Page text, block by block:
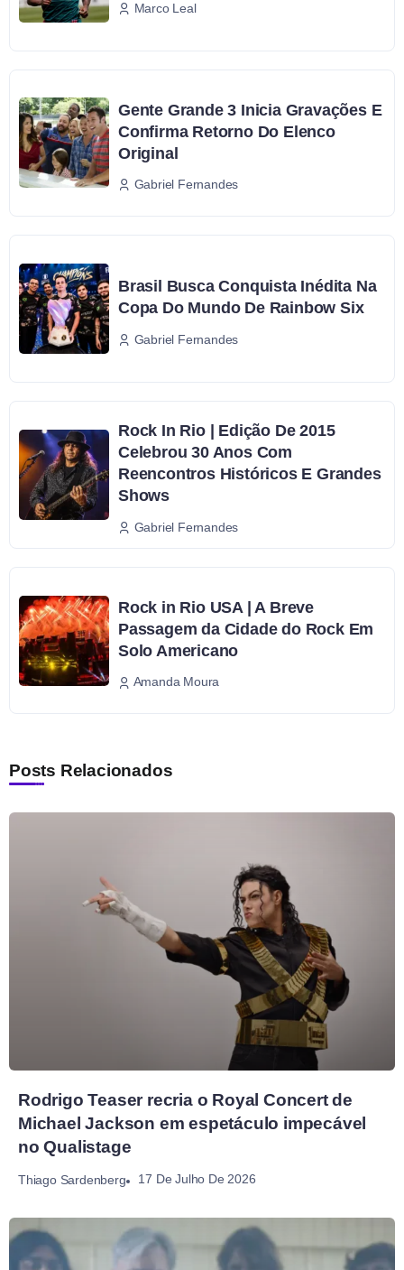
Marco Leal
Gente Grande 3 Inicia Gravações E
Confirma Retorno Do Elenco
Original
Gabriel Fernandes
Brasil Busca Conquista Inédita Na
Copa Do Mundo De Rainbow Six
Gabriel Fernandes
Rock In Rio | Edição De 2015
Celebrou 30 Anos Com
Reencontros Históricos E Grandes
Shows
Gabriel Fernandes
Rock in Rio USA | A Breve
Passagem da Cidade do Rock Em
Solo Americano
Amanda Moura
Posts Relacionados
Rodrigo Teaser recria o Royal Concert de
Michael Jackson em espetáculo impecável
no Qualistage
Thiago Sardenberg 17 De Julho De 2026